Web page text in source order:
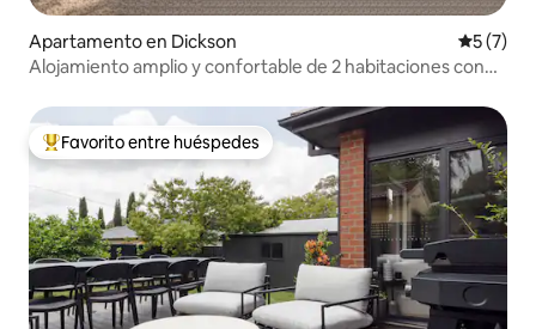
Apartamento en Dickson
5 (7)
Alojamiento amplio y confortable de 2 habitaciones con
de Canberra City y de la ANU
Favorito entre huéspedes preferido
Favorito entre huéspedes